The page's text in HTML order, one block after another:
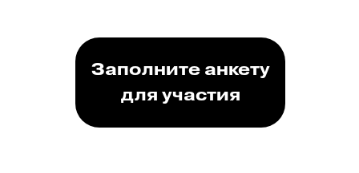
Заполните анкету
для участия